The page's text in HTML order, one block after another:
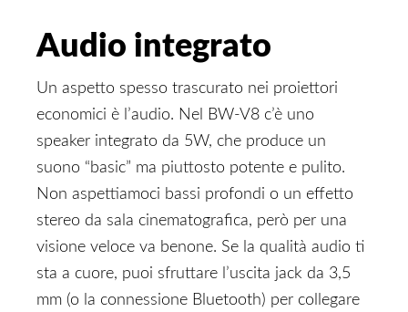
Audio integrato
Un aspetto spesso trascurato nei proiettori
economici è l’audio. Nel BW-V8 c’è uno
speaker integrato da 5W, che produce un
suono “basic” ma piuttosto potente e pulito.
Non aspettiamoci bassi profondi o un effetto
stereo da sala cinematografica, però per una
visione veloce va benone. Se la qualità audio ti
sta a cuore, puoi sfruttare l’uscita jack da 3,5
mm (o la connessione Bluetooth) per collegare